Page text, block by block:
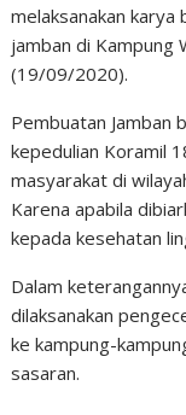
melaksanakan
jamban di Kampung
(19/09/2020).
Pembuatan Jamban
kepedulian Koramil
masyarakat di
Karena apabila
kepada kesehatan
Dalam
dilaksanakan
ke kampung-
sasaran.